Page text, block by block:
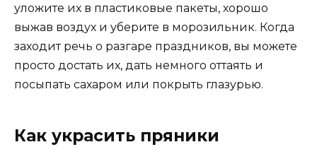
уложите их в пластиковые пакеты, хорошо
выжав воздух и уберите в морозильник. Когда
заходит речь о разгаре праздников, вы можете
просто достать их, дать немного оттаять и
посыпать сахаром или покрыть глазурью.
Как украсить пряники